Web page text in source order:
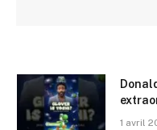
1 avril